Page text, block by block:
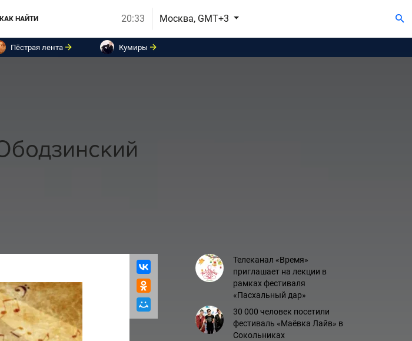
КАК НАЙТИ 20:33 Москва, GMT+3
Пёстрая лента Кумиры
Телеканал «Время»
приглашает на лекции в
рамках фестиваля
«Пасхальный дар»
30 000 человек посетили
фестиваль «Маёвка Лайв» в
Сокольниках